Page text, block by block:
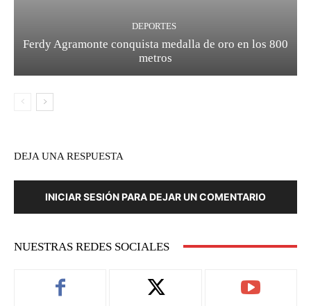
DEPORTES
Ferdy Agramonte conquista medalla de oro en los 800
metros
DEJA UNA RESPUESTA
INICIAR SESIÓN PARA DEJAR UN COMENTARIO
NUESTRAS REDES SOCIALES